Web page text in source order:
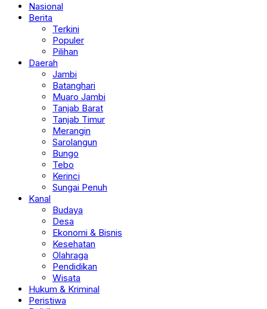
Nasional
Berita
Terkini
Populer
Pilihan
Daerah
Jambi
Batanghari
Muaro Jambi
Tanjab Barat
Tanjab Timur
Merangin
Sarolangun
Bungo
Tebo
Kerinci
Sungai Penuh
Kanal
Budaya
Desa
Ekonomi & Bisnis
Kesehatan
Olahraga
Pendidikan
Wisata
Hukum & Kriminal
Peristiwa